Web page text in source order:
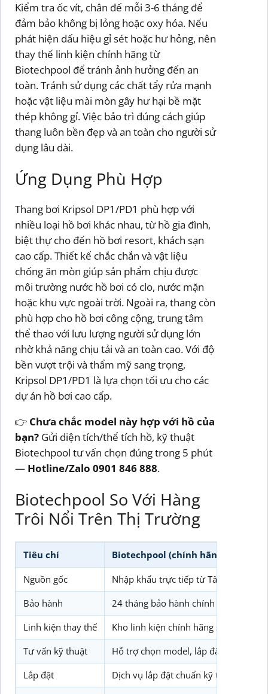
Kiểm tra ốc vít, chân đế mỗi 3-6 tháng để
đảm bảo không bị lỏng hoặc oxy hóa. Nếu
phát hiện dấu hiệu gỉ sét hoặc hư hỏng, nên
thay thế linh kiện chính hãng từ
Biotechpool để tránh ảnh hưởng đến an
toàn. Tránh sử dụng các chất tẩy rửa mạnh
hoặc vật liệu mài mòn gây hư hại bề mặt
thép không gỉ. Việc bảo trì đúng cách giúp
thang luôn bền đẹp và an toàn cho người sử
dụng lâu dài.
Ứng Dụng Phù Hợp
Thang bơi Kripsol DP1/PD1 phù hợp với
nhiều loại hồ bơi khác nhau, từ hồ gia đình,
biệt thự cho đến hồ bơi resort, khách sạn
cao cấp. Thiết kế chắc chắn và vật liệu
chống ăn mòn giúp sản phẩm chịu được
môi trường nước hồ bơi có clo, nước mặn
hoặc khu vực ngoài trời. Ngoài ra, thang còn
phù hợp cho hồ bơi công cộng, trung tâm
thể thao với lưu lượng người sử dụng lớn
nhờ khả năng chịu tải và an toàn cao. Với độ
bền vượt trội và thẩm mỹ sang trọng,
Kripsol DP1/PD1 là lựa chọn tối ưu cho các
dự án hồ bơi cao cấp.
👉 Chưa chắc model này hợp với hồ của
bạn? Gửi diện tích/thể tích hồ, kỹ thuật
Biotechpool tư vấn chọn đúng trong 5 phút
— Hotline/Zalo 0901 846 888.
Biotechpool So Với Hàng
Trôi Nổi Trên Thị Trường
Tiêu chí Biotechpool (chính hãng)
Nguồn gốc Nhập khẩu trực tiếp từ Tây Ban
Bảo hành 24 tháng bảo hành chính hãng, hỗ
Linh kiện thay thế Kho linh kiện chính hãng sẵn có,
Tư vấn kỹ thuật Hỗ trợ chọn model, lắp đặt và vận
Lắp đặt Dịch vụ lắp đặt chuẩn kỹ thuật, đảm